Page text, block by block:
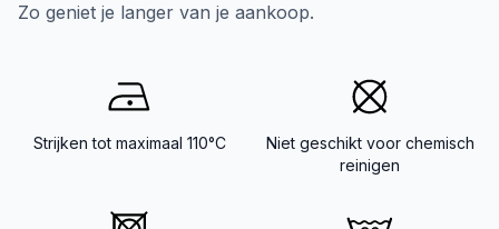
Zo geniet je langer van je aankoop.
Strijken tot maximaal 110°C
Niet geschikt voor chemisch
reinigen